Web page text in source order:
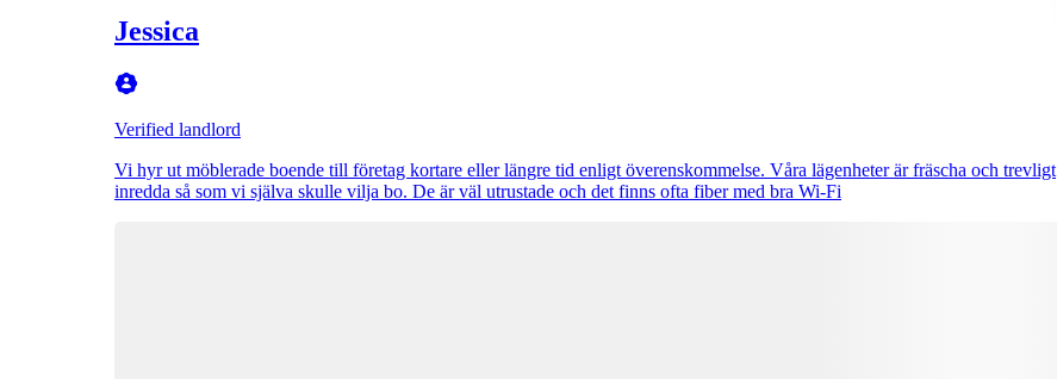
Jessica
Verified landlord
Vi hyr ut möblerade boende till företag kortare eller längre tid enligt överenskommelse. Våra lägenheter är fräscha och trevligt
inredda så som vi själva skulle vilja bo. De är väl utrustade och det finns ofta fiber med bra Wi-Fi